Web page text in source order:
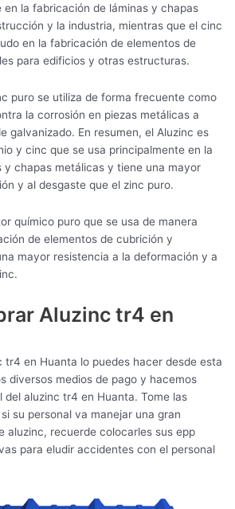
en la fabricación de láminas y chapas
y la industria, mientras que el cinc
en la fabricación de elementos de
para edificios y otras estructuras.
puro se utiliza de forma frecuente como
la corrosión en piezas metálicas a
galvanizado. En resumen, el Aluzinc es
y cinc que se usa principalmente en la
y chapas metálicas y tiene una mayor
y al desgaste que el zinc puro.
químico puro que se usa de manera
de elementos de cubrición y
mayor resistencia a la deformación y a
Aluzinc tr4 en
tr4 en Huanta lo puedes hacer desde esta
diversos medios de pago y hacemos
del aluzinc tr4 en Huanta. Tome las
su personal va manejar una gran
aluzinc, recuerde colocarles sus epp
para eludir accidentes con el personal